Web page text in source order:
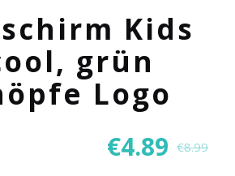
Kids
grün
Logo
€8.99
€4.89